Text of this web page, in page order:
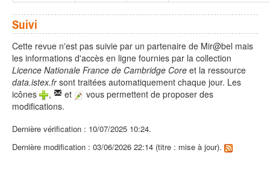
Suivi
Cette revue n'est pas suivie par un partenaire de Mir@bel mais
les informations d'accès en ligne fournies par la collection
Licence Nationale France de Cambridge Core et la ressource
data.istex.frsont traitées automatiquement chaque jour. Les
icônes
, et
vous permettent de proposer des
modifications.
Dernière vérification : 10/07/2025 10:24.
Dernière modification : 03/06/2026 22:14 (titre : mise à jour).